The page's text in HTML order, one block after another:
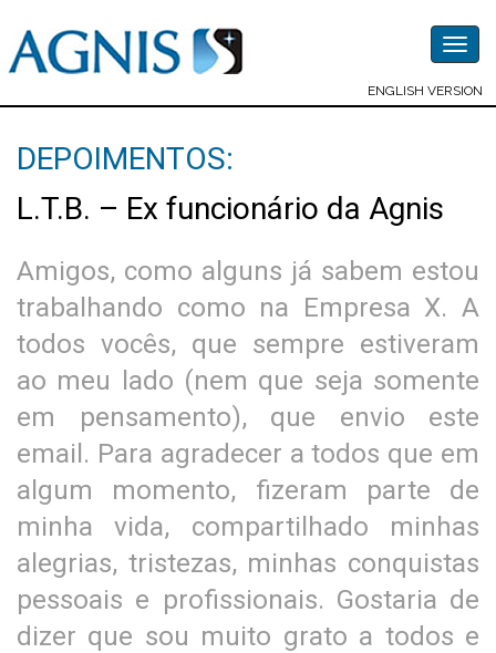
ENGLISH VERSION
DEPOIMENTOS:
L.T.B. – Ex funcionário da Agnis
Amigos, como alguns já sabem estou
trabalhando como na Empresa X. A
todos vocês, que sempre estiveram
ao meu lado (nem que seja somente
em pensamento), que envio este
email. Para agradecer a todos que em
algum momento, fizeram parte de
minha vida, compartilhado minhas
alegrias, tristezas, minhas conquistas
pessoais e profissionais. Gostaria de
dizer que sou muito grato a todos e